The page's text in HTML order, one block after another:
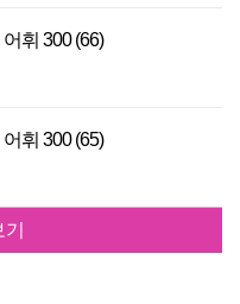
휘 300 (66)
휘 300 (65)